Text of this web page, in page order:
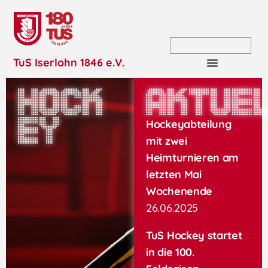
TuS Iserlohn 1846 e.V.
Hock
ey
Hockeyabteilung
mit zwei
Heimturnieren am
letzten Mai
Wochenende
26.06.2025
TuS Hockey startet
in die 100.